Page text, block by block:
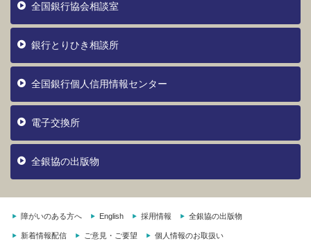
全国銀行協会相談室
銀行とりひき相談所
全国銀行個人信用情報センター
電子交換所
全銀協の出版物
障がいのある方へ English 採用情報 全銀協の出版物
新着情報配信 ご意見・ご要望 個人情報のお取扱い